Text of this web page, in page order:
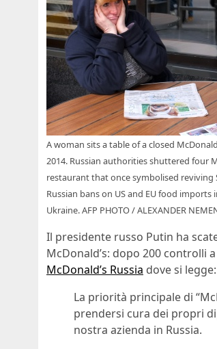
A woman sits a table of a closed
2014. Russian authorities shuttered four
restaurant that once symbolised reviving
Russian bans on US and EU food
Ukraine. AFP PHOTO / ALEXANDER
Il presidente russo Putin ha
McDonald’s: dopo 200 controlli
McDonald’s Russia dove si legge:
La priorità principale di
prendersi cura dei propri
nostra azienda in Russia.